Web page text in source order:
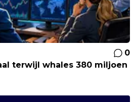
0
terwijl whales 380 miljoen